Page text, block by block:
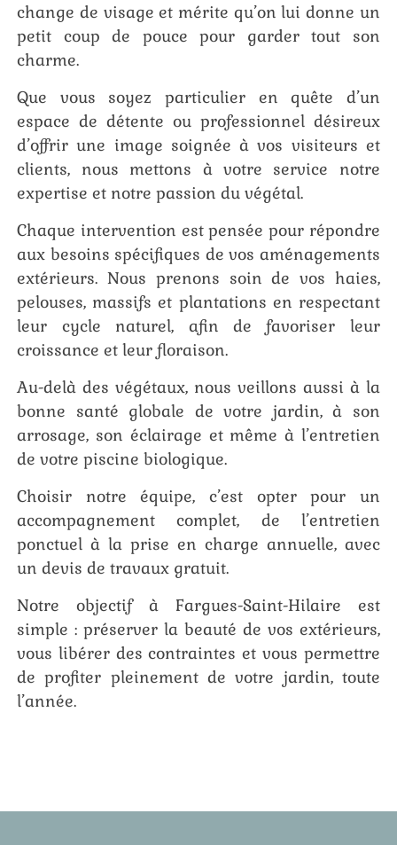
change de visage et mérite qu’on lui donne un
petit coup de pouce pour garder tout son
charme.
Que vous soyez particulier en quête d’un
espace de détente ou professionnel désireux
d’offrir une image soignée à vos visiteurs et
clients, nous mettons à votre service notre
expertise et notre passion du végétal.
Chaque intervention est pensée pour répondre
aux besoins spécifiques de vos aménagements
extérieurs. Nous prenons soin de vos haies,
pelouses, massifs et plantations en respectant
leur cycle naturel, afin de favoriser leur
croissance et leur floraison.
Au-delà des végétaux, nous veillons aussi à la
bonne santé globale de votre jardin, à son
arrosage, son éclairage et même à l’entretien
de votre piscine biologique.
Choisir notre équipe, c’est opter pour un
accompagnement complet, de l’entretien
ponctuel à la prise en charge annuelle, avec
un devis de travaux gratuit.
Notre objectif à Fargues-Saint-Hilaire est
simple : préserver la beauté de vos extérieurs,
vous libérer des contraintes et vous permettre
de profiter pleinement de votre jardin, toute
l’année.